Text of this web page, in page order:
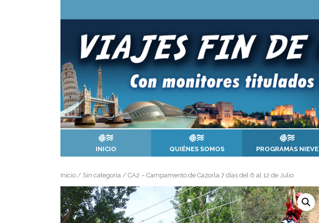
INICIO QUIÉNES SOMOS PROGRAMAS NIEVE
Inicio / Sin categoría / CA2 – Campamento de Cazorla 7 días del 6 al 12 de Julio